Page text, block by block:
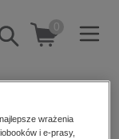
schowaj
wyszukiwarkę
0
wrażenia
i e-prasy,